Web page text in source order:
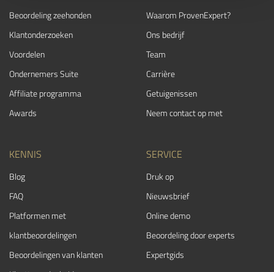
Beoordeling zeehonden
Klantonderzoeken
Voordelen
Ondernemers Suite
Affiliate programma
Awards
Waarom ProvenExpert?
Ons bedrijf
Team
Carrière
Getuigenissen
Neem contact op met
KENNIS
Blog
FAQ
Platformen met
klantbeoordelingen
Beoordelingen van klanten
SERVICE
Druk op
Nieuwsbrief
Online demo
Beoordeling door experts
Expertgids